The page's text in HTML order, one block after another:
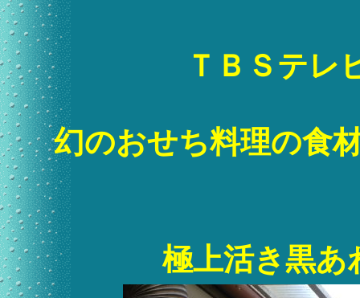
ＴＢＳテ
幻のおせち料理の食
極上活き黒あ